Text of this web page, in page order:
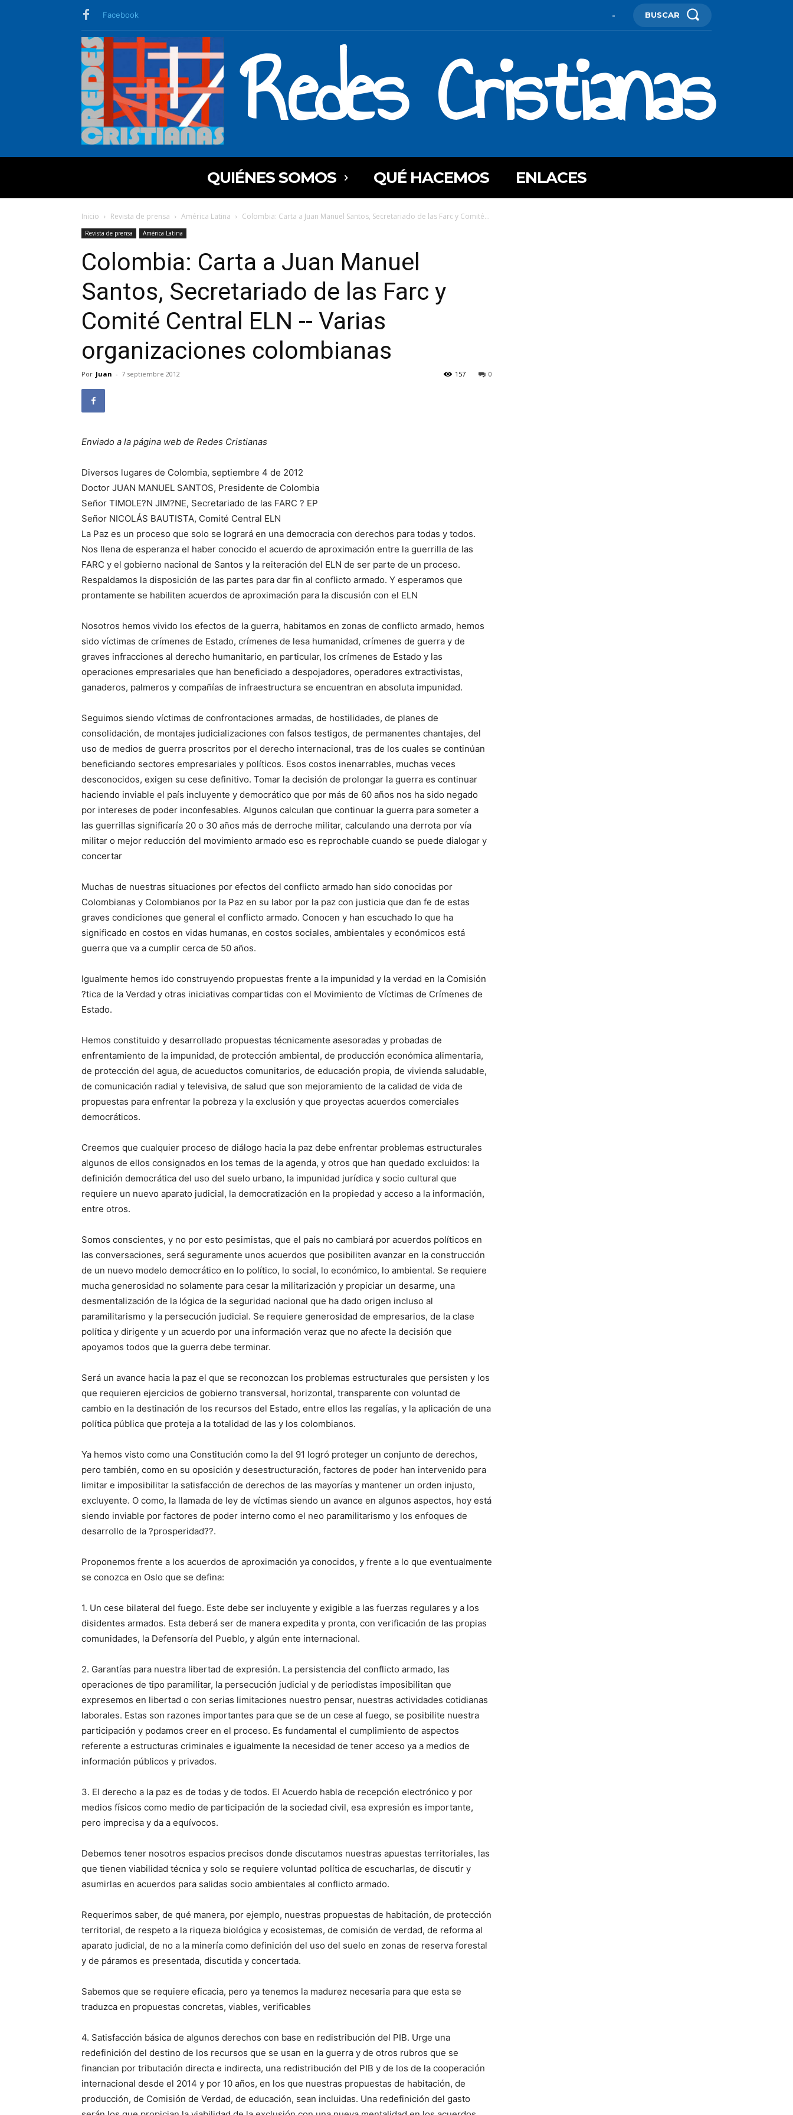
Facebook - BUSCAR
Redes Cristianas
QUIÉNES SOMOS QUÉ HACEMOS ENLACES
Inicio Revista de prensa América Latina Colombia: Carta a Juan Manuel Santos, Secretariado de las Farc y Comité...
Revista de prensa América Latina
Colombia: Carta a Juan Manuel
Santos, Secretariado de las Farc y
Comité Central ELN -- Varias
organizaciones colombianas
Por Juan - 7 septiembre 2012 0
157
Enviado a la página web de Redes Cristianas
Diversos lugares de Colombia, septiembre 4 de 2012
Doctor JUAN MANUEL SANTOS, Presidente de Colombia
Señor TIMOLE?N JIM?NE, Secretariado de las FARC ? EP
Señor NICOLÁS BAUTISTA, Comité Central ELN
La Paz es un proceso que solo se logrará en una democracia con derechos para todas y todos.
Nos llena de esperanza el haber conocido el acuerdo de aproximación entre la guerrilla de las
FARC y el gobierno nacional de Santos y la reiteración del ELN de ser parte de un proceso.
Respaldamos la disposición de las partes para dar fin al conflicto armado. Y esperamos que
prontamente se habiliten acuerdos de aproximación para la discusión con el ELN
Nosotros hemos vivido los efectos de la guerra, habitamos en zonas de conflicto armado, hemos
sido víctimas de crímenes de Estado, crímenes de lesa humanidad, crímenes de guerra y de
graves infracciones al derecho humanitario, en particular, los crímenes de Estado y las
operaciones empresariales que han beneficiado a despojadores, operadores extractivistas,
ganaderos, palmeros y compañías de infraestructura se encuentran en absoluta impunidad.
Seguimos siendo víctimas de confrontaciones armadas, de hostilidades, de planes de
consolidación, de montajes judicializaciones con falsos testigos, de permanentes chantajes, del
uso de medios de guerra proscritos por el derecho internacional, tras de los cuales se continúan
beneficiando sectores empresariales y políticos. Esos costos inenarrables, muchas veces
desconocidos, exigen su cese definitivo. Tomar la decisión de prolongar la guerra es continuar
haciendo inviable el país incluyente y democrático que por más de 60 años nos ha sido negado
por intereses de poder inconfesables. Algunos calculan que continuar la guerra para someter a
las guerrillas significaría 20 o 30 años más de derroche militar, calculando una derrota por vía
militar o mejor reducción del movimiento armado eso es reprochable cuando se puede dialogar y
concertar
Muchas de nuestras situaciones por efectos del conflicto armado han sido conocidas por
Colombianas y Colombianos por la Paz en su labor por la paz con justicia que dan fe de estas
graves condiciones que general el conflicto armado. Conocen y han escuchado lo que ha
significado en costos en vidas humanas, en costos sociales, ambientales y económicos está
guerra que va a cumplir cerca de 50 años.
Igualmente hemos ido construyendo propuestas frente a la impunidad y la verdad en la Comisión
?tica de la Verdad y otras iniciativas compartidas con el Movimiento de Víctimas de Crímenes de
Estado.
Hemos constituido y desarrollado propuestas técnicamente asesoradas y probadas de
enfrentamiento de la impunidad, de protección ambiental, de producción económica alimentaria,
de protección del agua, de acueductos comunitarios, de educación propia, de vivienda saludable,
de comunicación radial y televisiva, de salud que son mejoramiento de la calidad de vida de
propuestas para enfrentar la pobreza y la exclusión y que proyectas acuerdos comerciales
democráticos.
Creemos que cualquier proceso de diálogo hacia la paz debe enfrentar problemas estructurales
algunos de ellos consignados en los temas de la agenda, y otros que han quedado excluidos: la
definición democrática del uso del suelo urbano, la impunidad jurídica y socio cultural que
requiere un nuevo aparato judicial, la democratización en la propiedad y acceso a la información,
entre otros.
Somos conscientes, y no por esto pesimistas, que el país no cambiará por acuerdos políticos en
las conversaciones, será seguramente unos acuerdos que posibiliten avanzar en la construcción
de un nuevo modelo democrático en lo político, lo social, lo económico, lo ambiental. Se requiere
mucha generosidad no solamente para cesar la militarización y propiciar un desarme, una
desmentalización de la lógica de la seguridad nacional que ha dado origen incluso al
paramilitarismo y la persecución judicial. Se requiere generosidad de empresarios, de la clase
política y dirigente y un acuerdo por una información veraz que no afecte la decisión que
apoyamos todos que la guerra debe terminar.
Será un avance hacia la paz el que se reconozcan los problemas estructurales que persisten y los
que requieren ejercicios de gobierno transversal, horizontal, transparente con voluntad de
cambio en la destinación de los recursos del Estado, entre ellos las regalías, y la aplicación de una
política pública que proteja a la totalidad de las y los colombianos.
Ya hemos visto como una Constitución como la del 91 logró proteger un conjunto de derechos,
pero también, como en su oposición y desestructuración, factores de poder han intervenido para
limitar e imposibilitar la satisfacción de derechos de las mayorías y mantener un orden injusto,
excluyente. O como, la llamada de ley de víctimas siendo un avance en algunos aspectos, hoy está
siendo inviable por factores de poder interno como el neo paramilitarismo y los enfoques de
desarrollo de la ?prosperidad??.
Proponemos frente a los acuerdos de aproximación ya conocidos, y frente a lo que eventualmente
se conozca en Oslo que se defina:
1. Un cese bilateral del fuego. Este debe ser incluyente y exigible a las fuerzas regulares y a los
disidentes armados. Esta deberá ser de manera expedita y pronta, con verificación de las propias
comunidades, la Defensoría del Pueblo, y algún ente internacional.
2. Garantías para nuestra libertad de expresión. La persistencia del conflicto armado, las
operaciones de tipo paramilitar, la persecución judicial y de periodistas imposibilitan que
expresemos en libertad o con serias limitaciones nuestro pensar, nuestras actividades cotidianas
laborales. Estas son razones importantes para que se de un cese al fuego, se posibilite nuestra
participación y podamos creer en el proceso. Es fundamental el cumplimiento de aspectos
referente a estructuras criminales e igualmente la necesidad de tener acceso ya a medios de
información públicos y privados.
3. El derecho a la paz es de todas y de todos. El Acuerdo habla de recepción electrónico y por
medios físicos como medio de participación de la sociedad civil, esa expresión es importante,
pero imprecisa y da a equívocos.
Debemos tener nosotros espacios precisos donde discutamos nuestras apuestas territoriales, las
que tienen viabilidad técnica y solo se requiere voluntad política de escucharlas, de discutir y
asumirlas en acuerdos para salidas socio ambientales al conflicto armado.
Requerimos saber, de qué manera, por ejemplo, nuestras propuestas de habitación, de protección
territorial, de respeto a la riqueza biológica y ecosistemas, de comisión de verdad, de reforma al
aparato judicial, de no a la minería como definición del uso del suelo en zonas de reserva forestal
y de páramos es presentada, discutida y concertada.
Sabemos que se requiere eficacia, pero ya tenemos la madurez necesaria para que esta se
traduzca en propuestas concretas, viables, verificables
4. Satisfacción básica de algunos derechos con base en redistribución del PIB. Urge una
redefinición del destino de los recursos que se usan en la guerra y de otros rubros que se
financian por tributación directa e indirecta, una redistribución del PIB y de los de la cooperación
internacional desde el 2014 y por 10 años, en los que nuestras propuestas de habitación, de
producción, de Comisión de Verdad, de educación, sean incluidas. Una redefinición del gasto